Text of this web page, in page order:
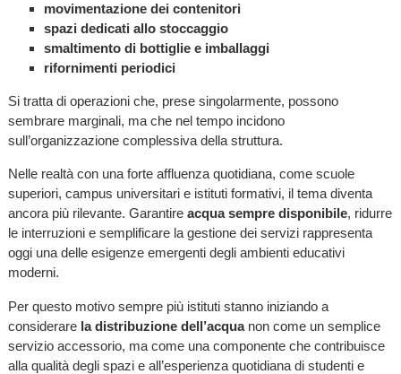
movimentazione dei contenitori
spazi dedicati allo stoccaggio
smaltimento di bottiglie e imballaggi
rifornimenti periodici
Si tratta di operazioni che, prese singolarmente, possono
sembrare marginali, ma che nel tempo incidono
sull’organizzazione complessiva della struttura.
Nelle realtà con una forte affluenza quotidiana, come scuole
superiori, campus universitari e istituti formativi, il tema diventa
ancora più rilevante. Garantire acqua sempre disponibile, ridurre
le interruzioni e semplificare la gestione dei servizi rappresenta
oggi una delle esigenze emergenti degli ambienti educativi
moderni.
Per questo motivo sempre più istituti stanno iniziando a
considerare la distribuzione dell’acquanon come un semplice
servizio accessorio, ma come una componente che contribuisce
alla qualità degli spazi e all’esperienza quotidiana di studenti e